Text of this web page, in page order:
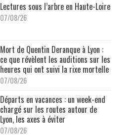
Lectures sous l’arbre en Haute-Loire
07/08/26
Mort de Quentin Deranque à Lyon :
ce que révèlent les auditions sur les
heures qui ont suivi la rixe mortelle
07/08/26
Départs en vacances : un week-end
chargé sur les routes autour de
Lyon, les axes à éviter
07/08/26